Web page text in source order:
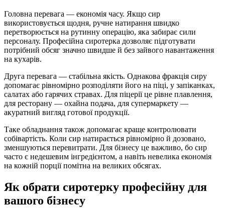
Головна перевага — економія часу. Якщо сир
використовується щодня, ручне натирання швидко
перетворюється на рутинну операцію, яка забирає сили
персоналу. Професійна сиротерка дозволяє підготувати
потрібний обсяг значно швидше й без зайвого навантаження
на кухарів.
Друга перевага — стабільна якість. Однакова фракція сиру
допомагає рівномірно розподіляти його на піці, у запіканках,
салатах або гарячих стравах. Для піцерії це рівне плавлення,
для ресторану — охайна подача, для супермаркету —
акуратний вигляд готової продукції.
Таке обладнання також допомагає краще контролювати
собівартість. Коли сир натирається рівномірно й дозовано,
зменшуються перевитрати. Для бізнесу це важливо, бо сир
часто є недешевим інгредієнтом, а навіть невелика економія
на кожній порції помітна на великих обсягах.
Як обрати сиротерку професійну для
вашого бізнесу